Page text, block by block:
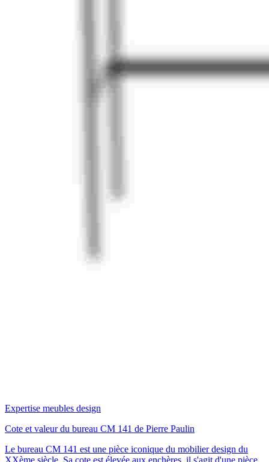
Expertise meubles design
Cote et valeur du bureau CM 141 de Pierre Paulin
Le bureau CM 141 est une pièce iconique du mobilier design du